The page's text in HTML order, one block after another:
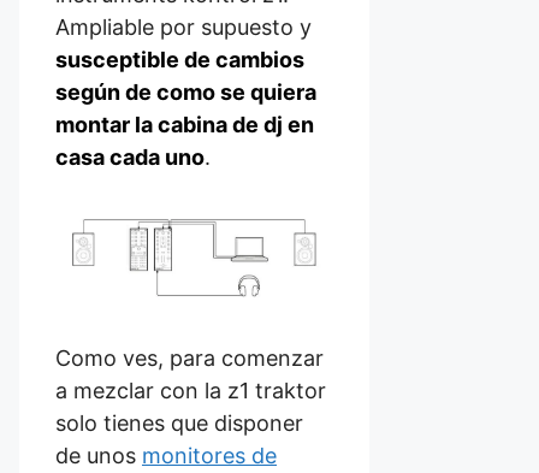
Ampliable por supuesto y
susceptible de cambios
según de como se quiera
montar la cabina de dj en
casa cada uno.
Como ves, para comenzar
a mezclar con la z1 traktor
solo tienes que disponer
de unos monitores de